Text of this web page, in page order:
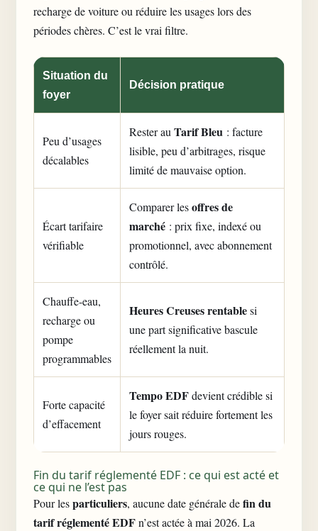
recharge de voiture ou réduire les usages lors des
périodes chères. C’est le vrai filtre.
Situation du
foyer
Décision pratique
Peu d’usages
décalables
Rester au Tarif Bleu : facture
lisible, peu d’arbitrages, risque
limité de mauvaise option.
Écart tarifaire
vérifiable
Comparer lesoffres de
marché : prix fixe, indexé ou
promotionnel, avec abonnement
contrôlé.
Chauffe-eau,
recharge ou
pompe
programmables
Heures Creuses rentablesi
une part significative bascule
réellement la nuit.
Forte capacité
d’effacement
Tempo EDFdevient crédible si
le foyer sait réduire fortement les
jours rouges.
Fin du tarif réglementé EDF : ce qui est acté et
ce qui ne l’est pas
Pour lesparticuliers, aucune date générale defin du
tarif réglementé EDFn’est actée à mai 2026. La